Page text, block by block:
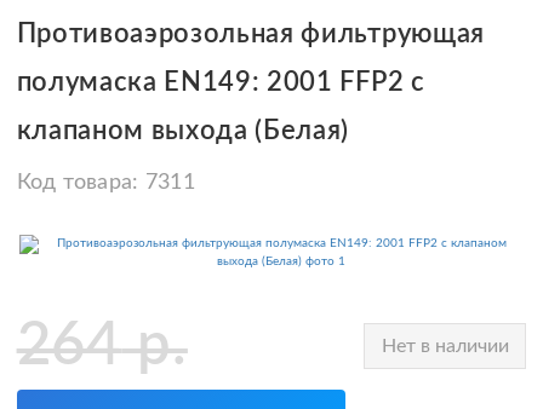
Противоаэрозольная фильтрующая
полумаска EN149: 2001 FFP2 с
клапаном выхода (Белая)
Код товара: 7311
264р. Нет в наличии